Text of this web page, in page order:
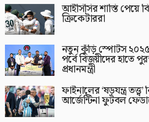
আইসিসির শাস্তি পেয়ে
ক্রিকেটাররা
নতুন কুঁড়ি স্পোর্টস
পর্বে বিজয়ীদের হাতে
প্রধানমন্ত্রী
ফাইনালের ‘ষড়যন্ত্র
আর্জেন্টিনা ফুটবল